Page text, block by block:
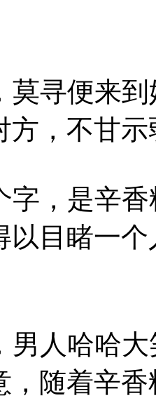
寻便来到
方，不甘
，是辛香
以目睹一
人哈哈大
，随着辛